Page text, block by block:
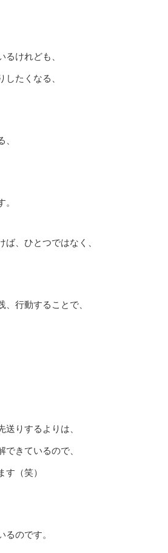
けれども、
たくなる、
、ひとつではなく、
行動することで、
りするよりは、
きているので、
（笑）
のです。